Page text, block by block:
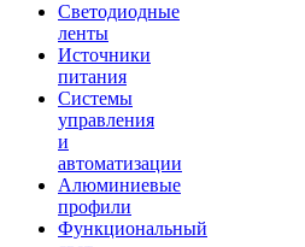
Светодиодные
ленты
Источники
питания
Системы
управления
и
автоматизации
Алюминиевые
профили
Функциональный